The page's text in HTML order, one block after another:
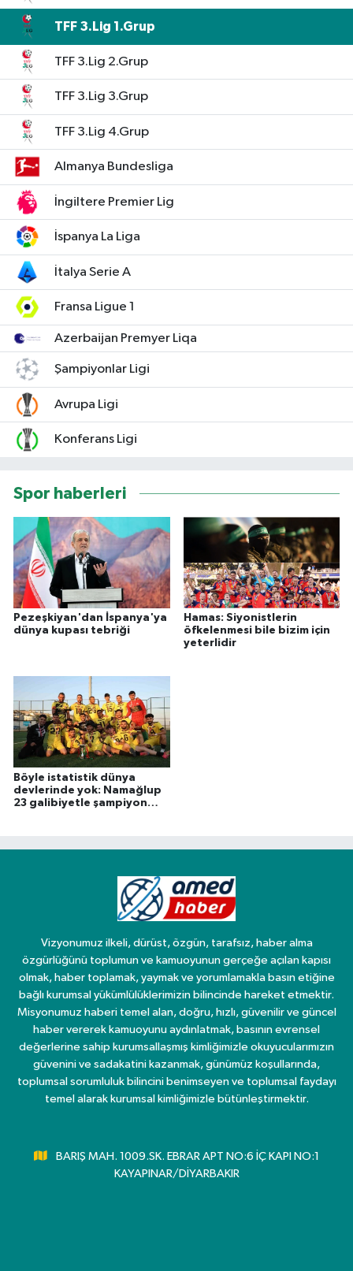
TFF 3.Lig 1.Grup
TFF 3.Lig 2.Grup
TFF 3.Lig 3.Grup
TFF 3.Lig 4.Grup
Almanya Bundesliga
İngiltere Premier Lig
İspanya La Liga
İtalya Serie A
Fransa Ligue 1
Azerbaijan Premyer Liqa
Şampiyonlar Ligi
Avrupa Ligi
Konferans Ligi
Spor haberleri
Pezeşkiyan'dan İspanya'ya
dünya kupası tebriği
Hamas: Siyonistlerin
öfkelenmesi bile bizim için
yeterlidir
Böyle istatistik dünya
devlerinde yok: Namağlup
23 galibiyetle şampiyon
Vizyonumuz ilkeli, dürüst, özgün, tarafsız, haber alma
özgürlüğünü toplumun ve kamuoyunun gerçeğe açılan kapısı
olmak, haber toplamak, yaymak ve yorumlamakla basın etiğine
bağlı kurumsal yükümlülüklerimizin bilincinde hareket etmektir.
Misyonumuz haberi temel alan, doğru, hızlı, güvenilir ve güncel
haber vererek kamuoyunu aydınlatmak, basının evrensel
değerlerine sahip kurumsallaşmış kimliğimizle okuyucularımızın
güvenini ve sadakatini kazanmak, günümüz koşullarında,
toplumsal sorumluluk bilincini benimseyen ve toplumsal faydayı
temel alarak kurumsal kimliğimizle bütünleştirmektir.
BARIŞ MAH. 1009.SK. EBRAR APT NO:6 İÇ KAPI NO:1
KAYAPINAR/DİYARBAKIR